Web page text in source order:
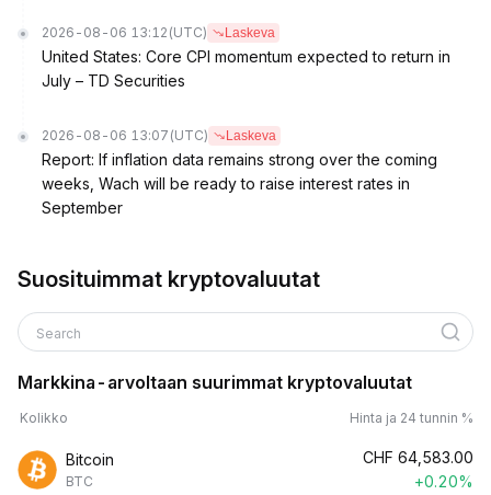
2026-08-06 13:12 (UTC) Laskeva
United States: Core CPI momentum expected to return in
July – TD Securities
2026-08-06 13:07 (UTC) Laskeva
Report: If inflation data remains strong over the coming
weeks, Wach will be ready to raise interest rates in
September
Suosituimmat kryptovaluutat
Search
Markkina-arvoltaan suurimmat kryptovaluutat
Kolikko Hinta ja 24 tunnin %
Bitcoin
BTC
CHF 64,583.00
+0.20%